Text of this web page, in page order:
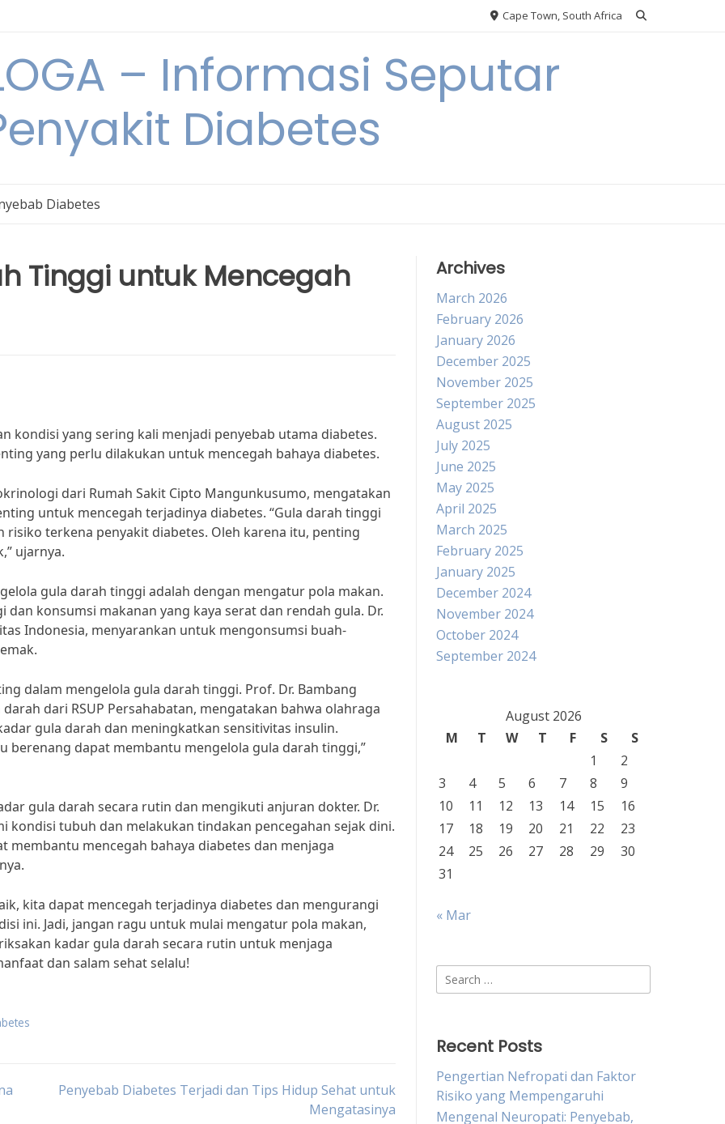
Cape Town, South Africa
– Informasi Seputar
Diabetes
Diabetes
Tinggi untuk Mencegah
kondisi yang sering kali menjadi penyebab utama diabetes.
yang perlu dilakukan untuk mencegah bahaya diabetes.
dari Rumah Sakit Cipto Mangunkusumo, mengatakan
untuk mencegah terjadinya diabetes. “Gula darah tinggi
terkena penyakit diabetes. Oleh karena itu, penting
ujarnya.
gula darah tinggi adalah dengan mengatur pola makan.
konsumsi makanan yang kaya serat dan rendah gula. Dr.
Indonesia, menyarankan untuk mengonsumsi buah-
dalam mengelola gula darah tinggi. Prof. Dr. Bambang
dari RSUP Persahabatan, mengatakan bahwa olahraga
gula darah dan meningkatkan sensitivitas insulin.
berenang dapat membantu mengelola gula darah tinggi,”
gula darah secara rutin dan mengikuti anjuran dokter. Dr.
kondisi tubuh dan melakukan tindakan pencegahan sejak dini.
membantu mencegah bahaya diabetes dan menjaga
kita dapat mencegah terjadinya diabetes dan mengurangi
ini. Jadi, jangan ragu untuk mulai mengatur pola makan,
kadar gula darah secara rutin untuk menjaga
dan salam sehat selalu!
Penyebab Diabetes Terjadi dan Tips Hidup Sehat untuk
Mengatasinya
Archives
March 2026
February 2026
January 2026
December 2025
November 2025
September 2025
August 2025
July 2025
June 2025
May 2025
April 2025
March 2025
February 2025
January 2025
December 2024
November 2024
October 2024
September 2024
August 2026
M
T W T F S
S
1
2
3
4 5 6 7 8
9
10
11 12 13 14 15
16
17
18 19 20 21 22
23
24
25 26 27 28 29
30
31
« Mar
Search
for:
Recent Posts
Pengertian Nefropati dan Faktor
Risiko yang Mempengaruhi
Mengenal Neuropati: Penyebab,